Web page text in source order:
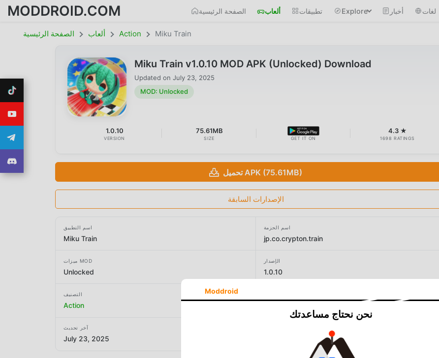
MODDROID.COM الصفحة الرئيسية ألعاب تطبيقات Explore أخبار لغات
الصفحة الرئيسية ألعاب Action Miku Train
Miku Train v1.0.10 MOD APK (Unlocked) Download
Updated on July 23, 2025
MOD: Unlocked
1.0.10
VERSION
75.61MB
SIZE GET IT ON
4.3 ★
1698 RATINGS
تحميل APK (75.61MB)
الإصدارات السابقة
اسم التطبيق
Miku Train
اسم الحزمة
jp.co.crypton.train
ميزات MOD
Unlocked
الإصدار
1.0.10
التصنيف
Action
آخر تحديث
July 23, 2025
Moddroid
نحن نحتاج مساعدتك